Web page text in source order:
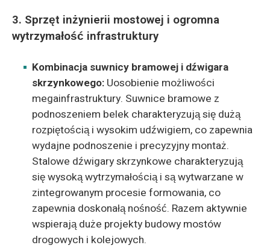
3. Sprzęt inżynierii mostowej i ogromna
wytrzymałość infrastruktury
Kombinacja suwnicy bramowej i dźwigara
skrzynkowego: Uosobienie możliwości
megainfrastruktury. Suwnice bramowe z
podnoszeniem belek charakteryzują się dużą
rozpiętością i wysokim udźwigiem, co zapewnia
wydajne podnoszenie i precyzyjny montaż.
Stalowe dźwigary skrzynkowe charakteryzują
się wysoką wytrzymałością i są wytwarzane w
zintegrowanym procesie formowania, co
zapewnia doskonałą nośność. Razem aktywnie
wspierają duże projekty budowy mostów
drogowych i kolejowych.